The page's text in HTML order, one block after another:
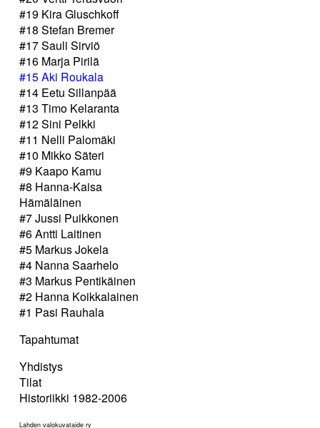
#19 Kira Gluschkoff
#18 Stefan Bremer
#17 Sauli Sirviö
#16 Marja Pirilä
#15 Aki Roukala
#14 Eetu Sillanpää
#13 Timo Kelaranta
#12 Sini Pelkki
#11 Nelli Palomäki
#10 Mikko Säteri
#9 Kaapo Kamu
#8 Hanna-Kaisa
Hämäläinen
#7 Jussi Puikkonen
#6 Antti Laitinen
#5 Markus Jokela
#4 Nanna Saarhelo
#3 Markus Pentikäinen
#2 Hanna Koikkalainen
#1 Pasi Rauhala
Tapahtumat
Yhdistys
Tilat
Historiikki 1982-2006
Lahden valokuvataide ry